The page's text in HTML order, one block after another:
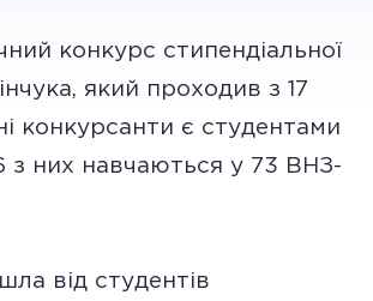
конкурс стипендіальної
який проходив з 17
конкурсанти є студентами
з них навчаються у 73 ВНЗ-
від студентів